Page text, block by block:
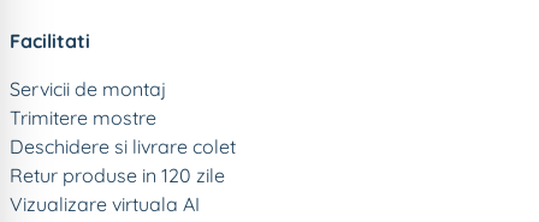
Facilitati
Servicii de montaj
Trimitere mostre
Deschidere si livrare colet
Retur produse in 120 zile
Vizualizare virtuala AI